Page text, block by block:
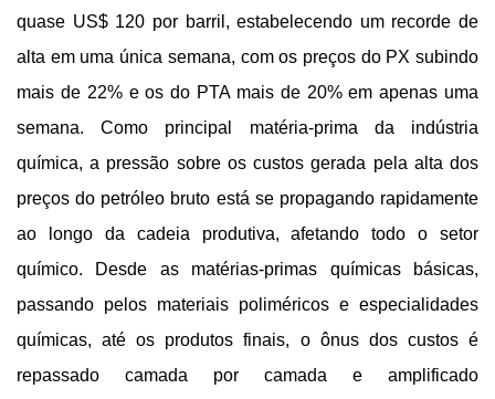
quase US$ 120 por barril, estabelecendo um recorde de
alta em uma única semana, com os preços do PX subindo
mais de 22% e os do PTA mais de 20% em apenas uma
semana. Como principal matéria-prima da indústria
química, a pressão sobre os custos gerada pela alta dos
preços do petróleo bruto está se propagando rapidamente
ao longo da cadeia produtiva, afetando todo o setor
químico. Desde as matérias-primas químicas básicas,
passando pelos materiais poliméricos e especialidades
químicas, até os produtos finais, o ônus dos custos é
repassado camada por camada e amplificado